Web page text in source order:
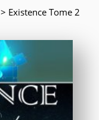
> Existence Tome 2